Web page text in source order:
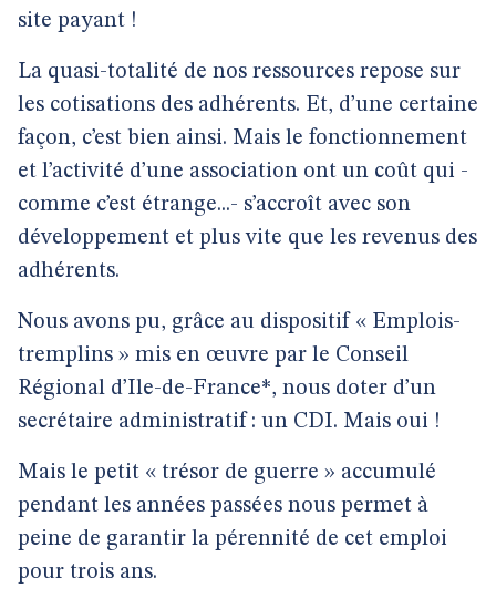
site payant !
La quasi-totalité de nos ressources repose sur
les cotisations des adhérents. Et, d’une certaine
façon, c’est bien ainsi. Mais le fonctionnement
et l’activité d’une association ont un coût qui -
comme c’est étrange...- s’accroît avec son
développement et plus vite que les revenus des
adhérents.
Nous avons pu, grâce au dispositif « Emplois-
tremplins » mis en œuvre par le Conseil
Régional d’Ile-de-France*, nous doter d’un
secrétaire administratif : un CDI. Mais oui !
Mais le petit « trésor de guerre » accumulé
pendant les années passées nous permet à
peine de garantir la pérennité de cet emploi
pour trois ans.